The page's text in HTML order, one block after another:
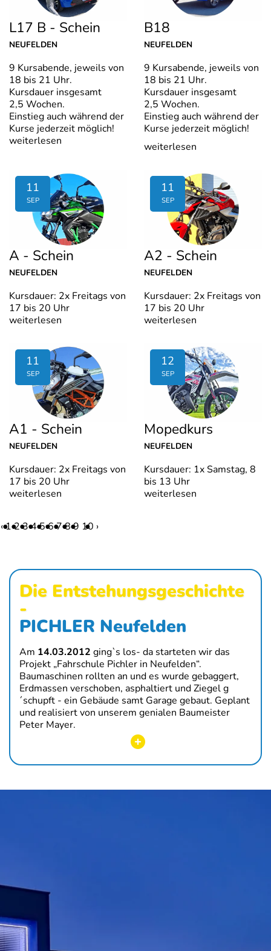
L17 B - Schein
NEUFELDEN
9 Kursabende, jeweils von
18 bis 21 Uhr.
Kursdauer insgesamt
2,5 Wochen.
Einstieg auch während der
Kurse jederzeit möglich!
weiterlesen
B18
NEUFELDEN
9 Kursabende, jeweils von
18 bis 21 Uhr.
Kursdauer insgesamt
2,5 Wochen.
Einstieg auch während der
Kurse jederzeit möglich!
weiterlesen
11
SEP
A - Schein
NEUFELDEN
Kursdauer: 2x Freitags von
17 bis 20 Uhr
weiterlesen
11
SEP
A2 - Schein
NEUFELDEN
Kursdauer: 2x Freitags von
17 bis 20 Uhr
weiterlesen
11
SEP
A1 - Schein
NEUFELDEN
Kursdauer: 2x Freitags von
17 bis 20 Uhr
weiterlesen
12
SEP
Mopedkurs
NEUFELDEN
Kursdauer: 1x Samstag, 8
bis 13 Uhr
weiterlesen
‹1 2 3 4 5 6 7 8 9 10 ›
Die Entstehungs­geschichte
-
PICHLER Neufelden
Am 14.03.2012 ging`s los- da starteten wir das
Projekt „Fahrschule Pichler in Neufelden“.
Baumaschinen rollten an und es wurde ge­baggert,
Erdmassen verschoben, asphaltiert und Ziegel g
´schupft - ein Gebäude samt Garage gebaut. Geplant
und realisiert von unserem genialen Baumeister
Peter Mayer.
